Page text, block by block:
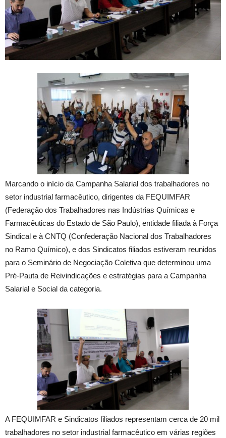
Marcando o início da Campanha Salarial dos trabalhadores no
setor industrial farmacêutico, dirigentes da FEQUIMFAR
(Federação dos Trabalhadores nas Indústrias Químicas e
Farmacêuticas do Estado de São Paulo), entidade filiada à Força
Sindical e à CNTQ (Confederação Nacional dos Trabalhadores
no Ramo Químico), e dos Sindicatos filiados estiveram reunidos
para o Seminário de Negociação Coletiva que determinou uma
Pré-Pauta de Reivindicações e estratégias para a Campanha
Salarial e Social da categoria.
A FEQUIMFAR e Sindicatos filiados representam cerca de 20 mil
trabalhadores no setor industrial farmacêutico em várias regiões